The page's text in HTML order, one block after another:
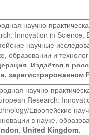
научно-
Innovation in Science,
научные
образовании и
Издаётся в
зарегистрированном
научно-
Research:
Европейские
в науке,
United Kingdom.